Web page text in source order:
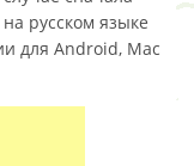
русском языке
для Android, Mac